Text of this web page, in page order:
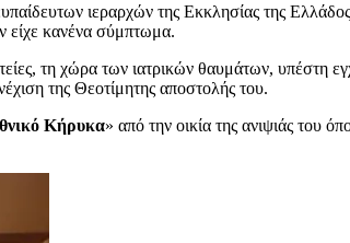
ιεραρχών της Εκκλησίας της
είχε κανένα σύμπτωμα.
τη χώρα των ιατρικών θαυμάτων, υπέστη
της Θεοτίμητης αποστολής του.
Κήρυκα» από την οικία της ανιψιάς του